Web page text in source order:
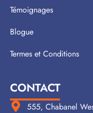
Témoignages
Blogue
Termes et Conditions
CONTACT
555, Chabanel